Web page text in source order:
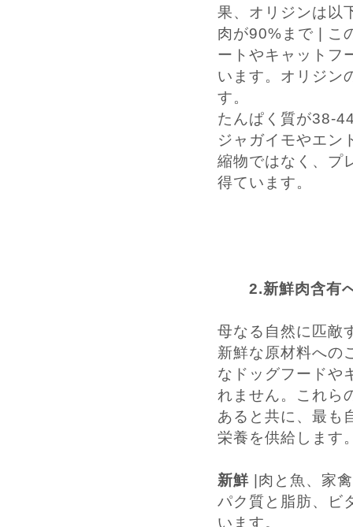
果、オリジンは以
肉が90%まで | こ
ートやキャットフ
います。オリジン
す。
たんぱく質が38-
ジャガイモやエン
縮物ではなく、プ
得ています。
2.新鮮肉含有へ
母なる自然に匹敵
新鮮な原材料への
なドッグフードや
れません。これら
あると共に、最も
栄養を供給します
新鮮|肉と魚、家
パク質と脂肪、ビ
います。